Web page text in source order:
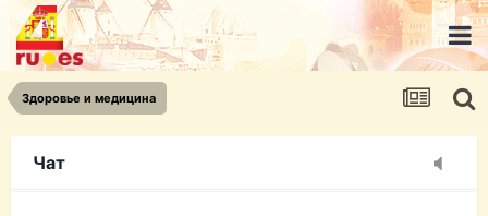
Здоровье и медицина
Чат
urist.dokument@gmail.com
https://pasport-ua.com/
Телеграмм @uristpassua
Firebird
Друзья - из России без VPN сайт и форум